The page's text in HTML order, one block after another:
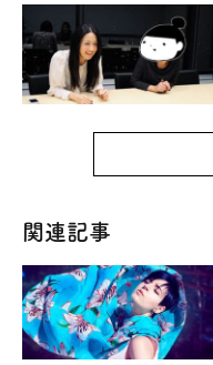
関連記事